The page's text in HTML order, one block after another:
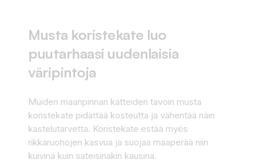
Musta koristekate luo
puutarhaasi uudenlaisia
väripintoja
Muiden maanpinnan katteiden tavoin musta
koristekate pidättää kosteutta ja vähentää näin
kastelutarvetta. Koristekate estää myös
rikkaruohojen kasvua ja suojaa maaperää niin
kuivina kuin sateisinakin kausina.